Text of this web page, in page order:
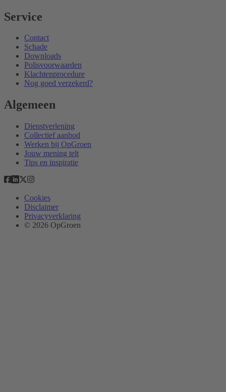
Service
Contact
Schade
Downloads
Polisvoorwaarden
Klachtenprocedure
Nog goed verzekerd?
Algemeen
Dienstverlening
Collectief aanbod
Werken bij OpGroen
Jouw mening telt
Tips en inspiratie
Cookies
Disclaimer
Privacyverklaring
© 2026 OpGroen